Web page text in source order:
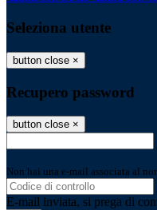
Seleziona utente
button close ×
Recupero password
button close ×
Non hai una e-mail associata al
E-mail inviata, si prega di